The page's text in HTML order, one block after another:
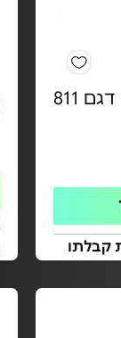
קבלתו